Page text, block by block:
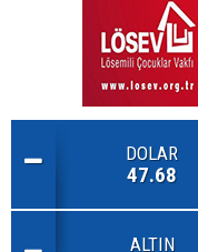
DOLAR
47.68
ALTIN